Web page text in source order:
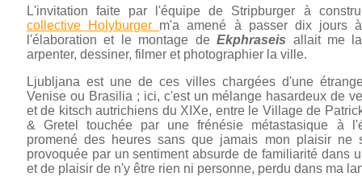
L'invitation faite par l'équipe de Stripburger à
collective Holyburger m'a amené à passer dix jours
l'élaboration et le montage deEkphraseis allait me
arpenter, dessiner, filmer et photographier la ville.
Ljubljana est une de ces villes chargées d'une
Venise ou Brasilia ; ici, c'est un mélange hasardeux de
et de kitsch autrichiens du XIXe, entre le Village de
& Gretel touchée par une frénésie métastasique à
promené des heures sans que jamais mon plaisir ne
provoquée par un sentiment absurde de familiarité dans
et de plaisir de n'y être rien ni personne, perdu dans ma